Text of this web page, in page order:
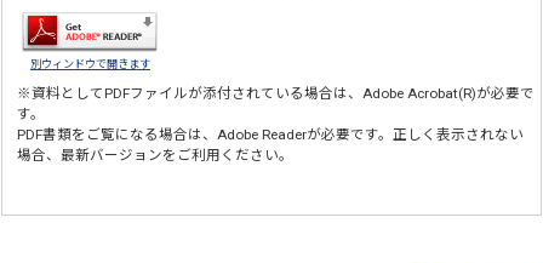
別ウィンドウで開きます
※資料としてPDFファイルが添付されている場合は、Adobe Acrobat(R)が必要で
す。
PDF書類をご覧になる場合は、Adobe Readerが必要です。正しく表示されない
場合、最新バージョンをご利用ください。